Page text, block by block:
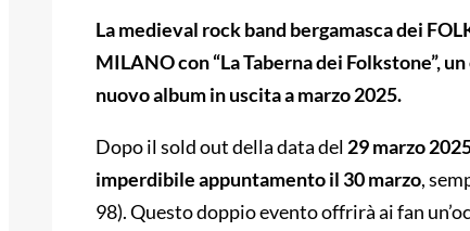
La medieval rock band bergamasca dei
MILANO con “La Taberna dei Folkstone”,
nuovo album in uscita a marzo 2025.
Dopo il sold out della data del 29 marzo
imperdibile appuntamento il 30 marzo,
98). Questo doppio evento offrirà ai fan